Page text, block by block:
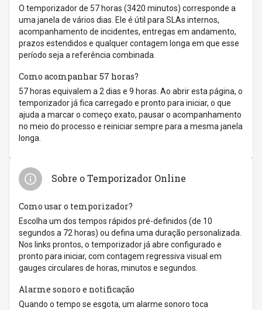
O temporizador de 57 horas (3420 minutos) corresponde a
uma janela de vários dias. Ele é útil para SLAs internos,
acompanhamento de incidentes, entregas em andamento,
prazos estendidos e qualquer contagem longa em que esse
período seja a referência combinada.
Como acompanhar 57 horas?
57 horas equivalem a 2 dias e 9 horas. Ao abrir esta página, o
temporizador já fica carregado e pronto para iniciar, o que
ajuda a marcar o começo exato, pausar o acompanhamento
no meio do processo e reiniciar sempre para a mesma janela
longa.
Sobre o Temporizador Online
Como usar o temporizador?
Escolha um dos tempos rápidos pré-definidos (de 10
segundos a 72 horas) ou defina uma duração personalizada.
Nos links prontos, o temporizador já abre configurado e
pronto para iniciar, com contagem regressiva visual em
gauges circulares de horas, minutos e segundos.
Alarme sonoro e notificação
Quando o tempo se esgota, um alarme sonoro toca